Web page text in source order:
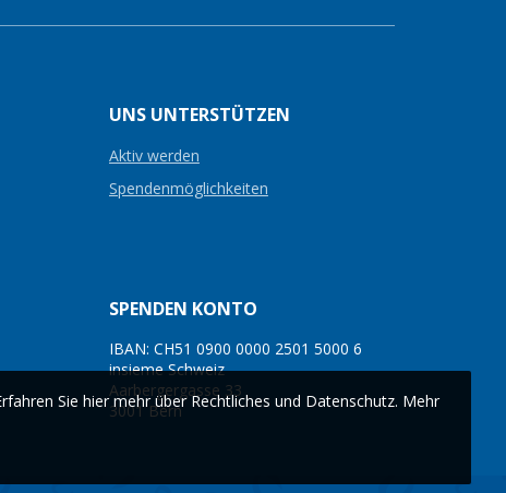
UNS UNTERSTÜTZEN
Aktiv werden
Spendenmöglichkeiten
SPENDEN KONTO
IBAN: CH51 0900 0000 2501 5000 6
insieme Schweiz
Aarbergergasse 33
3001 Bern
Sie hier mehr über Rechtliches und Datenschutz. Mehr